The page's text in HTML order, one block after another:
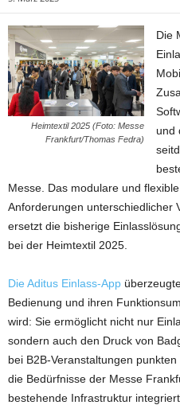
Heimtextil 2025 (Foto: Messe
Frankfurt/Thomas Fedra)
Die
und
Messe. Das modulare und
Anforderungen unterschiedlicher
ersetzt die bisherige
bei der Heimtextil 2025.
Die Aditus Einlass-App
Bedienung und ihren
wird: Sie ermöglicht nicht nur
sondern auch den Druck von
bei B2B-Veranstaltungen
die Bedürfnisse der Messe
bestehende Infrastruktur